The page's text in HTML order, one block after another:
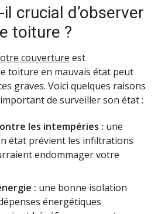
crucial d’observer
toiture ?
couverture est
toiture en mauvais état peut
graves. Voici quelques raisons
de surveiller son état :
les intempéries : une
état prévient les infiltrations
endommager votre
: une bonne isolation
énergétiques